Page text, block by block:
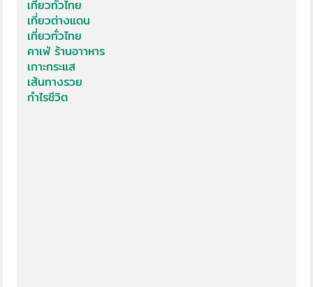
เที่ยวทั่วไทย
เที่ยวต่างแดน
เที่ยวทั่วไทย
คาเฟ่ ร้านอาาหาร
เกาะกระแส
เส้นทางรวย
กำไรชีวิต